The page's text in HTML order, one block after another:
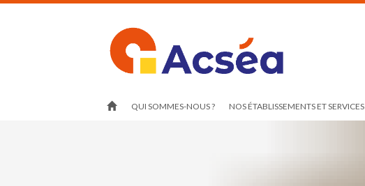
QUI SOMMES-NOUS ? NOS ÉTABLISSEMENTS ET SERVICES